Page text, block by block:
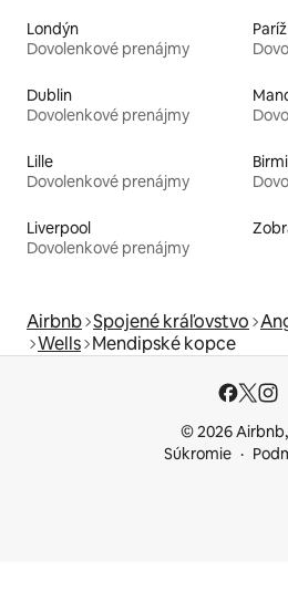
Londýn
Dovolenkové prenájmy
Paríž
Dublin
Dovolenkové prenájmy
Lille
Dovolenkové prenájmy
Liverpool
Dovolenkové prenájmy
Airbnb Spojené kráľovstvo
Wells Mendipské kopce
© 2026
Súkromie